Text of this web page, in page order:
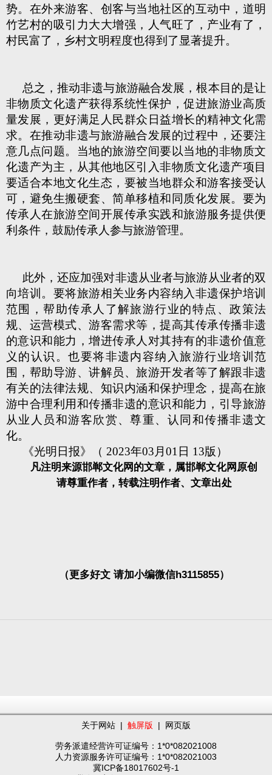
势。在外来游客、创客与当地社区的互动中，道明
竹艺村的吸引力大大增强，人气旺了，产业有了，
村民富了，乡村文明程度也得到了显著提升。
总之，推动非遗与旅游融合发展，根本目的是让
非物质文化遗产获得系统性保护，促进旅游业高质
量发展，更好满足人民群众日益增长的精神文化需
求。在推动非遗与旅游融合发展的过程中，还要注
意几点问题。当地的旅游空间要以当地的非物质文
化遗产为主，从其他地区引入非物质文化遗产项目
要适合本地文化生态，要被当地群众和游客接受认
可，避免生搬硬套、简单移植和同质化发展。要为
传承人在旅游空间开展传承实践和旅游服务提供便
利条件，鼓励传承人参与旅游管理。
此外，还应加强对非遗从业者与旅游从业者的双
向培训。要将旅游相关业务内容纳入非遗保护培训
范围，帮助传承人了解旅游行业的特点、政策法
规、运营模式、游客需求等，提高其传承传播非遗
的意识和能力，增进传承人对其持有的非遗价值意
义的认识。也要将非遗内容纳入旅游行业培训范
围，帮助导游、讲解员、旅游开发者等了解跟非遗
有关的法律法规、知识内涵和保护理念，提高在旅
游中合理利用和传播非遗的意识和能力，引导旅游
从业人员和游客欣赏、尊重、认同和传播非遗文
化。
《光明日报》（ 2023年03月01日 13版）
凡注明来源邯郸文化网的文章，属邯郸文化网原创
请尊重作者，转载注明作者、文章出处
（更多好文 请加小编微信h3115855）
关于网站 | 触屏版 | 网页版
劳务派遣经营许可证编号：1*0*082021008
人力资源服务许可证编号：1*0*082021003
冀ICP备18017602号-1